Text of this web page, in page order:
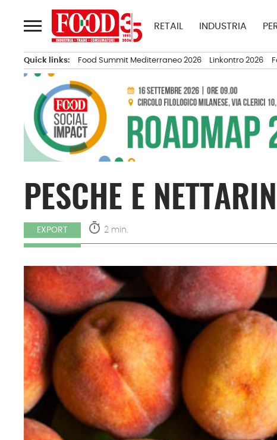
al
contenuto
RETAIL INDUSTRIA
Quick links: Food Summit Mediterraneo 2026 Linkontro 2026
PESCHE E
EXPORT timer 2 min.